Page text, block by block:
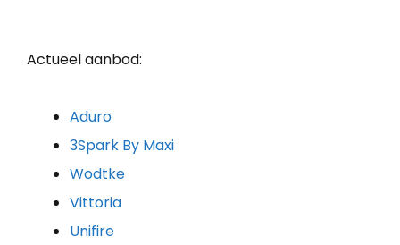
Actueel aanbod:
Aduro
3Spark By Maxi
Wodtke
Vittoria
Unifire